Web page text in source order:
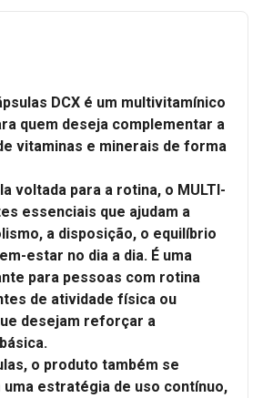
DCX é um multivitamínico
quem deseja complementar a
vitaminas e minerais de forma
voltada para a rotina, o MULTI-
essenciais que ajudam a
a disposição, o equilíbrio
estar no dia a dia. É uma
para pessoas com rotina
de atividade física ou
desejam reforçar a
o produto também se
uma estratégia de uso contínuo,